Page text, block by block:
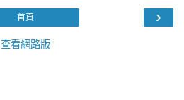
›
首頁
查看網路版